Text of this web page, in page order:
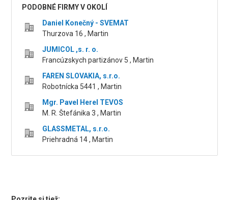
PODOBNÉ FIRMY V OKOLÍ
Daniel Konečný - SVEMAT
Thurzova 16 , Martin
JUMICOL ,s. r. o.
Francúzskych partizánov 5 , Martin
FAREN SLOVAKIA, s.r.o.
Robotnícka 5441 , Martin
Mgr. Pavel Herel TEVOS
M. R. Štefánika 3 , Martin
GLASSMETAL, s.r.o.
Priehradná 14 , Martin